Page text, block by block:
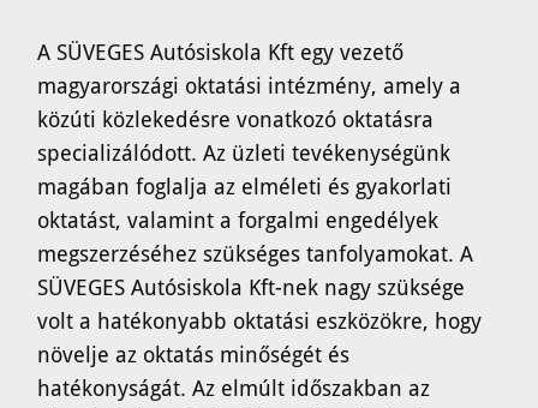
A SÜVEGES Autósiskola Kft egy vezető
magyarországi oktatási intézmény, amely a
közúti közlekedésre vonatkozó oktatásra
specializálódott. Az üzleti tevékenységünk
magában foglalja az elméleti és gyakorlati
oktatást, valamint a forgalmi engedélyek
megszerzéséhez szükséges tanfolyamokat. A
SÜVEGES Autósiskola Kft-nek nagy szüksége
volt a hatékonyabb oktatási eszközökre, hogy
növelje az oktatás minőségét és
hatékonyságát. Az elmúlt időszakban az